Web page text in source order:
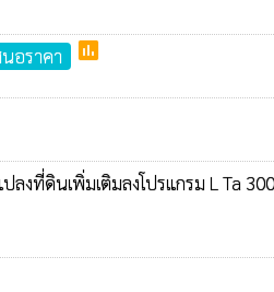
อราคา poll
ดินเพิ่มเติมลงโปรแกรม L Ta